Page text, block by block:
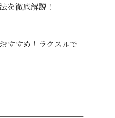
を徹底解説！
すすめ！ラクスルで